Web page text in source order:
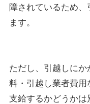
障されているため、
ます。
ただし、引越しにか
料・引越し業者費用
支給するかどうかは